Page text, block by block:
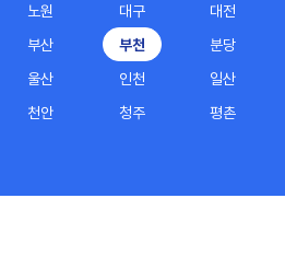
#허리디스크
노원 대구
대전
부산 부천
분당
울산 인천
일산
천안 청주
평촌